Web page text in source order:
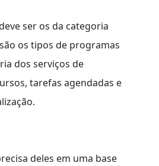
ser os da categoria
são os tipos de programas
dos serviços de
tarefas agendadas e
deles em uma base